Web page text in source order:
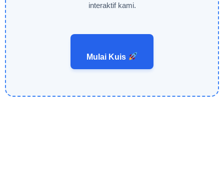
interaktif kami.
Mulai Kuis